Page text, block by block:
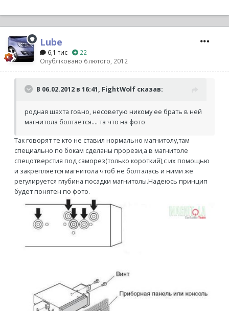
Lube
6,1 тис
22
Опубліковано 6 лютого, 2012
В 06.02.2012 в 16:41, FightWolf сказав:
родная шахта говно, несоветую никому ее брать в ней
магнитола болтается.... та что на фото
Так говорят те кто не ставил нормально магнитолу,там
специально по бокам сделаны прорези,а в магнитоле
спецотверстия под саморез(только короткий),с их помощью
и закрепляется магнитола чтоб не болталась и ними же
регулируется глубина посадки магнитолы.Надеюсь принцип
будет понятен по фото.